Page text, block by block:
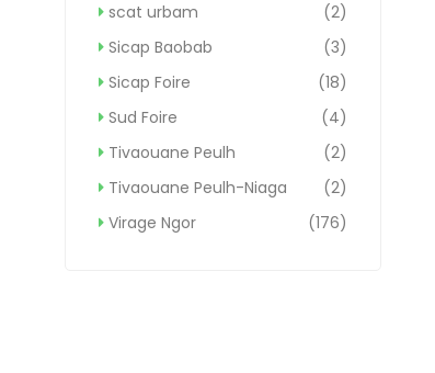
scat urbam
(2)
Sicap Baobab
(3)
Sicap Foire
(18)
Sud Foire
(4)
Tivaouane Peulh
(2)
Tivaouane Peulh-Niaga
(2)
Virage Ngor
(176)